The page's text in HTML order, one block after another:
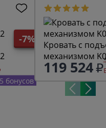
-7%
бонусов
Кровать с
механизмом
119 524